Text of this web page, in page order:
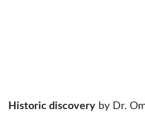
Historic discovery by Dr.